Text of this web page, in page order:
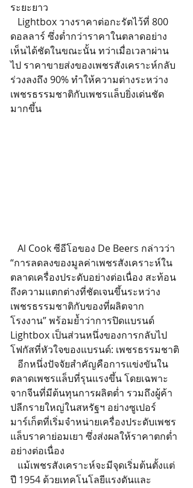
ระยะยาว
ดอลลาร์ ซึ่งต่ำกว่าราคาในตลาดอย่าง
เห็นได้ชัดในขณะนั้น ทว่าเมื่อเวลาผ่าน
ไป ราคาขายส่งของเพชรสังเคราะห์กลับ
ร่วงลงถึง 90% ทำให้ความต่างระหว่าง
เพชรธรรมชาติกับเพชรแล็บยิ่งเด่นชัด
มากขึ้น
“การลดลงของมูลค่าเพชรสังเคราะห์ใน
ตลาดเครื่องประดับอย่างต่อเนื่อง สะท้อน
ถึงความแตกต่างที่ชัดเจนขึ้นระหว่าง
เพชรธรรมชาติกับของที่ผลิตจาก
โรงงาน” พร้อมย้ำว่าการปิดแบรนด์
Lightbox เป็นส่วนหนึ่งของการกลับไป
โฟกัสที่หัวใจของแบรนด์: เพชรธรรมชาติ
ตลาดเพชรแล็บที่รุนแรงขึ้น โดยเฉพาะ
จากจีนที่มีต้นทุนการผลิตต่ำ รวมถึงผู้ค้า
ปลีกรายใหญ่ในสหรัฐฯ อย่างซูเปอร์
มาร์เก็ตที่เริ่มจำหน่ายเครื่องประดับเพชร
แล็บราคาย่อมเยา ซึ่งส่งผลให้ราคาตกต่ำ
อย่างต่อเนื่อง
ปี 1954 ด้วยเทคโนโลยีแรงดันและ